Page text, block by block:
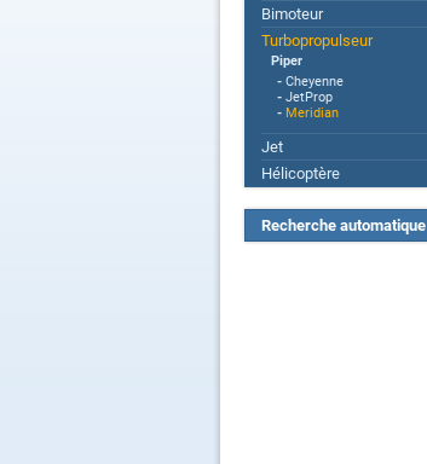
Bimoteur
Turbopropulseur
Piper
- Cheyenne
- JetProp
- Meridian
Jet
Hélicoptère
Recherche automatique